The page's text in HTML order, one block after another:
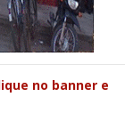
no banner e